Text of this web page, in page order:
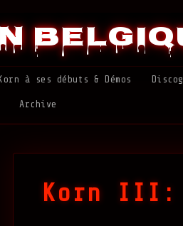
Korn à ses débuts & Démos
Archive
Korn III: